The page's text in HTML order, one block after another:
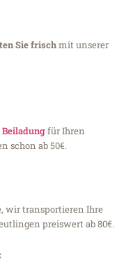
Sie frischmit unserer
Beiladungfür Ihren
schon ab 50€.
wir transportieren Ihre
preiswert ab 80€.